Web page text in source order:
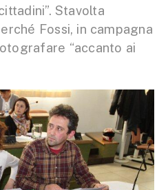
Stavolta
Fossi, in campagna
“accanto ai